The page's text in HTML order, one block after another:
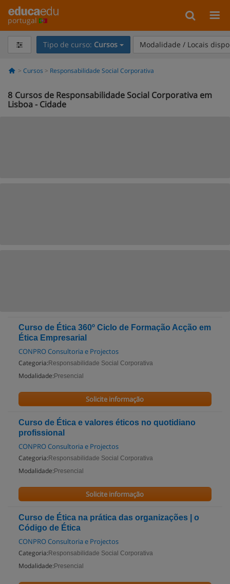
portugal
Tipo de curso: Cursos Modalidade / Locais
Cursos Responsabilidade Social Corporativa
8 Cursos de Responsabilidade Social Corporativa em
Lisboa - Cidade
Curso de Ética 360º Ciclo de Formação Acção em
Ética Empresarial
CONPRO Consultoria e Projectos
Categoria: Responsabilidade Social Corporativa
Modalidade: Presencial
Solicite informação
Curso de Ética e valores éticos no quotidiano
profissional
CONPRO Consultoria e Projectos
Categoria: Responsabilidade Social Corporativa
Modalidade: Presencial
Solicite informação
Curso de Ética na prática das organizações | o
Código de Ética
CONPRO Consultoria e Projectos
Categoria: Responsabilidade Social Corporativa
Modalidade: Presencial